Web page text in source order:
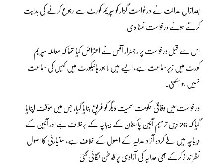
بعدازاں عدالت نے درخواست گزار کو سپریم کورٹ سے رجوع کرنے کی ہدایت
کرتے ہوئے درخواست نمٹا دی۔
اس سے قبل درخواست پر رجسٹرار آفس نے اعتراض کیا تھا کہ معاملہ سپریم
کورٹ میں زیر سماعت ہے، ایسے میں لاہور ہائیکورٹ میں کیس کی سماعت
نہیں ہو سکتی۔
درخواست میں وفاقی حکومت سمیت دیگر کو فریق بنایا گیا، جس میں مؤقف اپنایا
گیا کہ 26 ویں ترمیم آئین پاکستان کے دیباچہ کے برخلاف ہے اور آئین کے
دیباچہ میں طے کردہ آزاد عدلیہ کے اصول کے خلاف ہے، سنیارٹی کا اصول
نظرانداز کرکے بھی عدلیہ کی آزادی پر قدغن لگائی گئی۔